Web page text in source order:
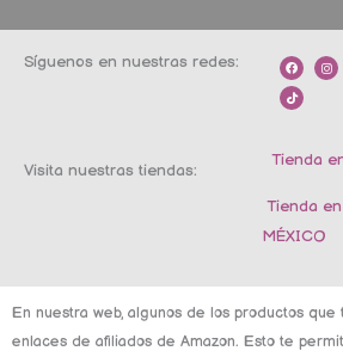
Síguenos en nuestras redes:
F
a
c
e
b
I
n
s
m
T
i
k
t
o
Visita nuestras tiendas:
Tienda
Tienda
MÉXICO
En nuestra web, algunos de los productos que
enlaces de afiliados de Amazon. Esto te